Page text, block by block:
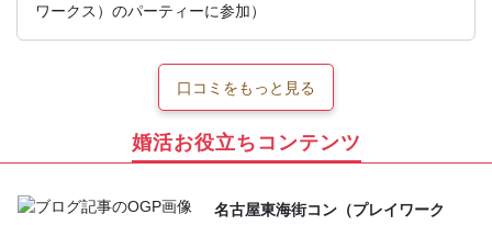
ワークス）のパーティーに参加）
口コミをもっと見る
婚活お役立ちコンテンツ
名古屋東海街コン（プレイワーク